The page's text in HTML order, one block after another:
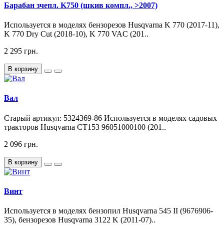
Барабан зчепл. K750 (шкив компл., >2007)
Используется в моделях бензорезов Husqvarna K 770 (2017-11),
K 770 Dry Cut (2018-10), K 770 VAC (201..
2 295 грн.
В корзину
Вал
Старый артикул: 5324369-86 Используется в моделях садовых
тракторов Husqvarna CT153 96051000100 (201..
2 096 грн.
В корзину
Винт
Используется в моделях бензопил Husqvarna 545 II (9676906-
35), бензорезов Husqvarna 3122 K (2011-07)..